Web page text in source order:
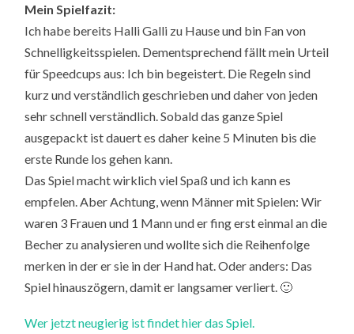
Mein Spielfazit:
Ich habe bereits Halli Galli zu Hause und bin Fan von
Schnelligkeitsspielen. Dementsprechend fällt mein Urteil
für Speedcups aus: Ich bin begeistert. Die Regeln sind
kurz und verständlich geschrieben und daher von jeden
sehr schnell verständlich. Sobald das ganze Spiel
ausgepackt ist dauert es daher keine 5 Minuten bis die
erste Runde los gehen kann.
Das Spiel macht wirklich viel Spaß und ich kann es
empfelen. Aber Achtung, wenn Männer mit Spielen: Wir
waren 3 Frauen und 1 Mann und er fing erst einmal an die
Becher zu analysieren und wollte sich die Reihenfolge
merken in der er sie in der Hand hat. Oder anders: Das
Spiel hinauszögern, damit er langsamer verliert. 🙂
Wer jetzt neugierig ist findet hier das Spiel.